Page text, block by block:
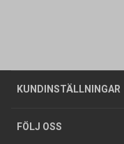
KUNDINSTÄLLNINGAR
Företagskund /
FÖLJ OSS
Allmänna
Integritetspolicy
Butiker
Foldrar och kataloger
Om oss
Tjänster